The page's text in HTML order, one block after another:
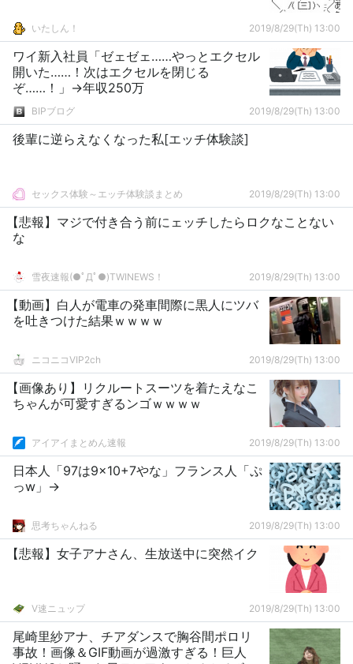
いたしん！ 2019/8/29(Th) 13:00
ワイ新入社員「ゼェゼェ……やっとエクセル
開いた……！次はエクセルを閉じる
ぞ……！」→年収250万
BIPブログ 2019/8/29(Th) 13:00
後輩に逆らえなくなった私[エッチ体験談]
セックス体験～エッチ体験談まとめ 2019/8/29(Th) 13:00
【悲報】マジで付き合う前にェッチしたらロクなことない
な
雪夜速報(●ﾟДﾟ●)TWINEWS！ 2019/8/29(Th) 13:00
【動画】白人が電車の発車間際に黒人にツバ
を吐きつけた結果ｗｗｗｗ
ニコニコVIP2ch 2019/8/29(Th) 13:00
【画像あり】リクルートスーツを着たえなこ
ちゃんが可愛すぎるンゴｗｗｗｗ
アイアイまとめん速報 2019/8/29(Th) 13:00
日本人「97は9×10+7やな」フランス人「ぷ
っw」→
思考ちゃんねる 2019/8/29(Th) 13:00
【悲報】女子アナさん、生放送中に突然イク
V速ニュップ 2019/8/29(Th) 13:00
尾崎里紗アナ、チアダンスで胸谷間ポロリ
事故！画像＆GIF動画が過激すぎる！巨人